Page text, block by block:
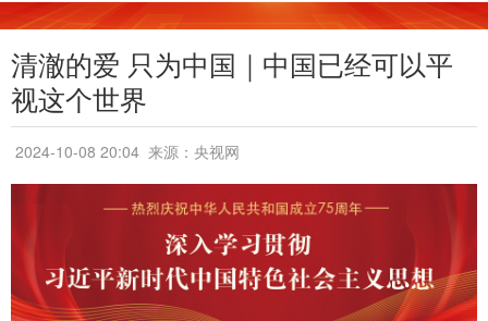
清澈的爱 只为中国｜中国已经可以平
视这个世界
2024-10-08 20:04 来源：央视网